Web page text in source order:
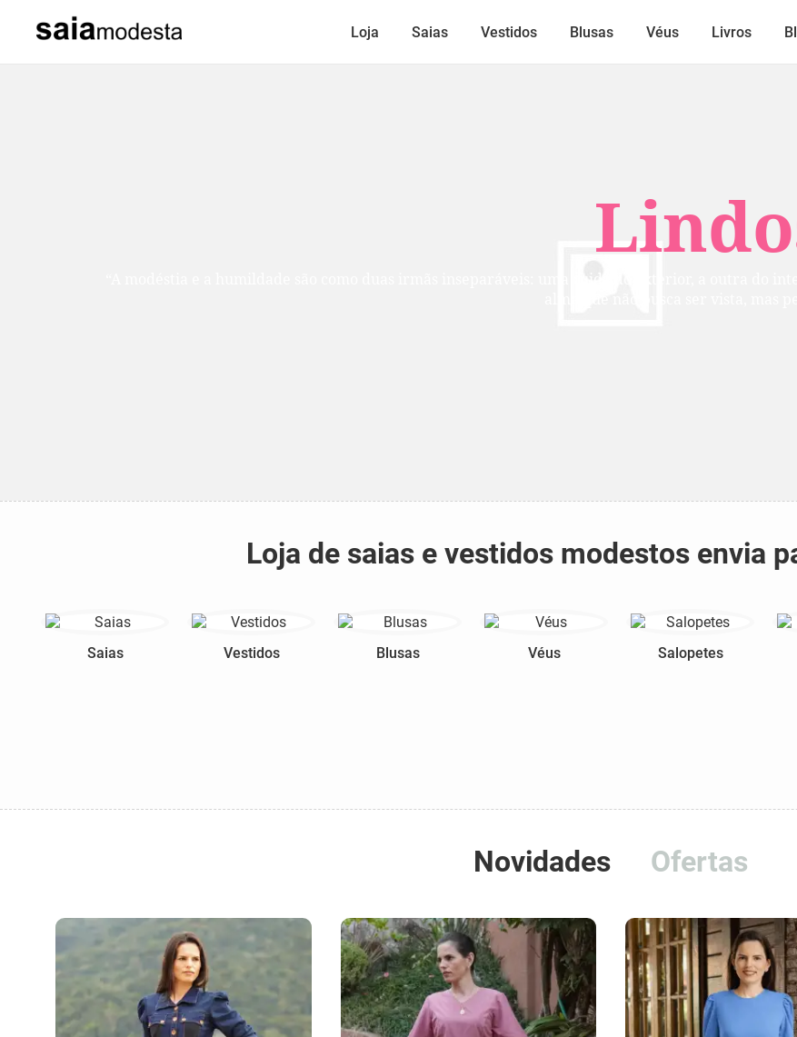
Loja Saias Vestidos Blusas Véus Livros
Loja de saias e vestidos modestos envia
Saias Vestidos Blusas Véus Salopetes
Novidades Ofertas